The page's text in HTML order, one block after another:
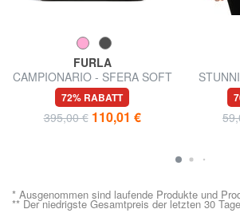
FURLA
CAMPIONARIO - SFERA SOFT
Schultertasche, Leder,
Hergestellt in Italien
72% RABATT
395,00 € 110,01 €
* Ausgenommen sind laufende Produkte und
** Der niedrigste Gesamtpreis der letzten 30